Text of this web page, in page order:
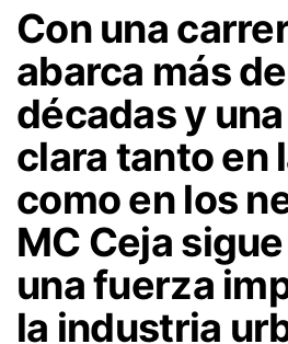
Con una
abarca más
décadas y
clara tanto en
como en los
MC Ceja
una fuerza
la industria